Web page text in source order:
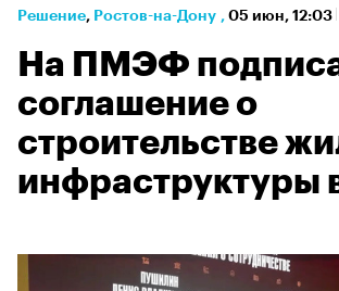
Решение⁠, Ростов-на-Дону , 05 июн, 12:03
На ПМЭФ
соглашение о
строительстве
инфраструктуры